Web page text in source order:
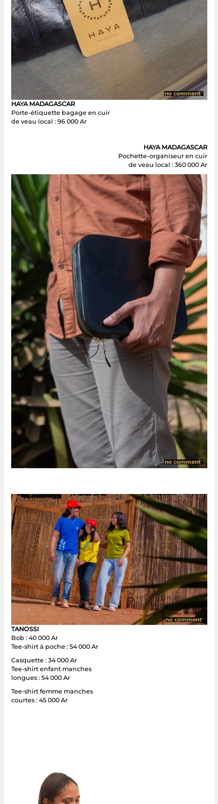
HAYA MADAGASCAR
Porte-étiquette bagage en cuir
de veau local : 96 000 Ar
HAYA MADAGASCAR
Pochette-organiseur en cuir
de veau local : 360 000 Ar
TANOSSI
Bob : 40 000 Ar
Tee-shirt à poche : 54 000 Ar
Casquette : 34 000 Ar
Tee-shirt enfant manches
longues : 54 000 Ar
Tee-shirt femme manches
courtes : 45 000 Ar